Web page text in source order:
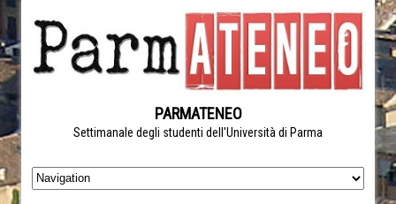
PARMATENEO
Settimanale degli studenti dell'Università di Parma